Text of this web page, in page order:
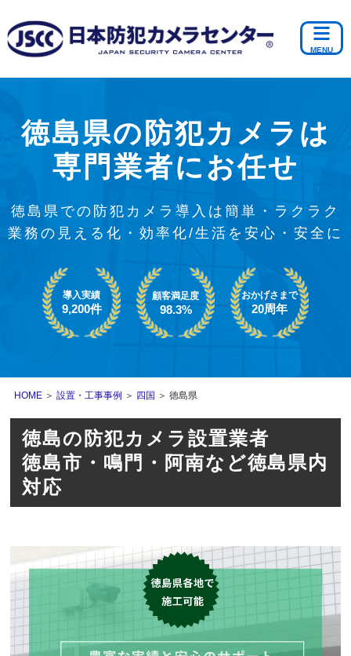
徳島県の防犯カメラは
専門業者にお任せ
徳島県での防犯カメラ導入は簡単・ラクラク
業務の見える化・効率化/生活を安心・安全に
導入実績
9,200件
顧客満足度
98.3%
おかげさまで
20周年
HOME ＞設置・工事事例 ＞ 四国 ＞ 徳島県
徳島の防犯カメラ設置業者
徳島市・鳴門・阿南など徳島県内
対応